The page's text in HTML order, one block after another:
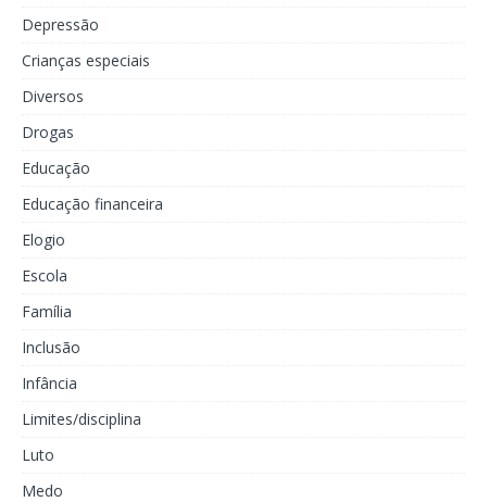
Depressão
Crianças especiais
Diversos
Drogas
Educação
Educação financeira
Elogio
Escola
Família
Inclusão
Infância
Limites/disciplina
Luto
Medo